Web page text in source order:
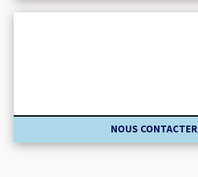
NOUS CONTACTER